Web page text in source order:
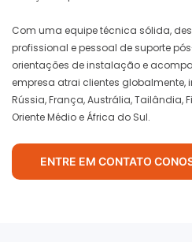
Com uma equipe técnica sólida,
profissional e pessoal de suporte
orientações de instalação e
empresa atrai clientes globalmente,
Rússia, França, Austrália, Tailândia,
Oriente Médio e África do Sul.
ENTRE EM CONTATO